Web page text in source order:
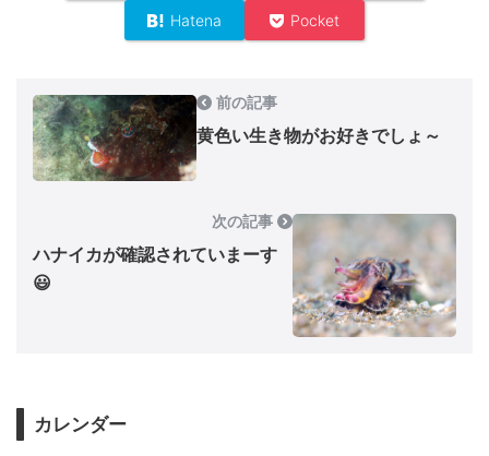
Hatena Pocket
前の記事
黄色い生き物がお好きでしょ～
次の記事
ハナイカが確認されていまーす
😃
カレンダー